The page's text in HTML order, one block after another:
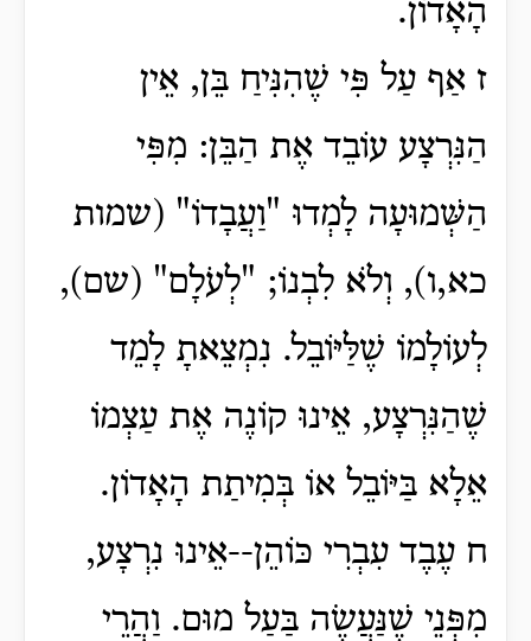
הָאָדוֹן.
ז אַף עַל פִּי שֶׁהִנִּיחַ בֵּן, אֵין
הַנִּרְצָע עוֹבֵד אֶת הַבֵּן: מִפִּי
הַשְּׁמוּעָה לָמְדוּ "וַעֲבָדוֹ" (שמות
כא,ו), וְלֹא לִבְנוֹ; "לְעֹלָם" (שם),
לְעוֹלָמוֹ שֶׁלַּיּוֹבֵל. נִמְצֵאתָ לָמֵד
שֶׁהַנִּרְצָע, אֵינוּ קוֹנֶה אֶת עַצְמוֹ
אֵלָא בַּיּוֹבֵל אוֹ בְּמִיתַת הָאָדוֹן.
ח עֶבֶד עִבְרִי כּוֹהֵן--אֵינוּ נִרְצָע,
מִפְּנֵי שֶׁנַּעֲשֶׂה בַּעַל מוּם. וַהֲרֵי